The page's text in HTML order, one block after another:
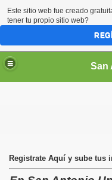
San
Registrate Aquí y sube tus
Este sitio web fue creado
tener tu propio sitio web?